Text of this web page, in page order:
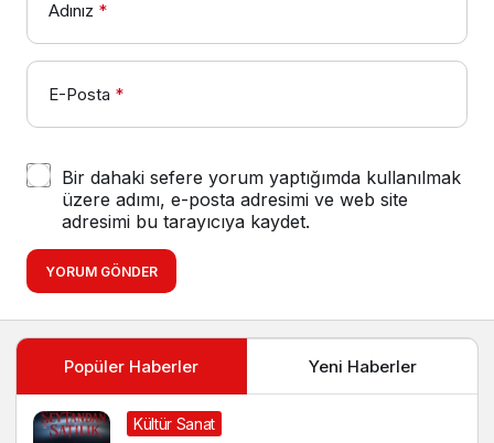
Adınız *
E-Posta *
Bir dahaki sefere yorum yaptığımda kullanılmak
üzere adımı, e-posta adresimi ve web site
adresimi bu tarayıcıya kaydet.
YORUM GÖNDER
Popüler Haberler Yeni Haberler
Kültür Sanat